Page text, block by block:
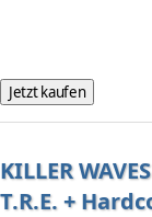
KILLER
T.R.E. +